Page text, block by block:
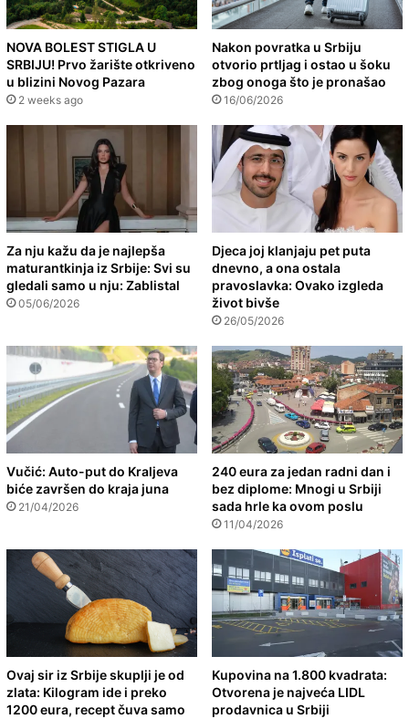
NOVA BOLEST STIGLA U
SRBIJU! Prvo žarište otkriveno
u blizini Novog Pazara
2 weeks ago
Nakon povratka u Srbiju
otvorio prtljag i ostao u šoku
zbog onoga što je pronašao
16/06/2026
Za nju kažu da je najlepša
maturantkinja iz Srbije: Svi su
gledali samo u nju: Zablistal
05/06/2026
Djeca joj klanjaju pet puta
dnevno, a ona ostala
pravoslavka: Ovako izgleda
život bivše
26/05/2026
Vučić: Auto-put do Kraljeva
biće završen do kraja juna
21/04/2026
240 eura za jedan radni dan i
bez diplome: Mnogi u Srbiji
sada hrle ka ovom poslu
11/04/2026
Ovaj sir iz Srbije skuplji je od
zlata: Kilogram ide i preko
1200 eura, recept čuva samo
Kupovina na 1.800 kvadrata:
Otvorena je najveća LIDL
prodavnica u Srbiji